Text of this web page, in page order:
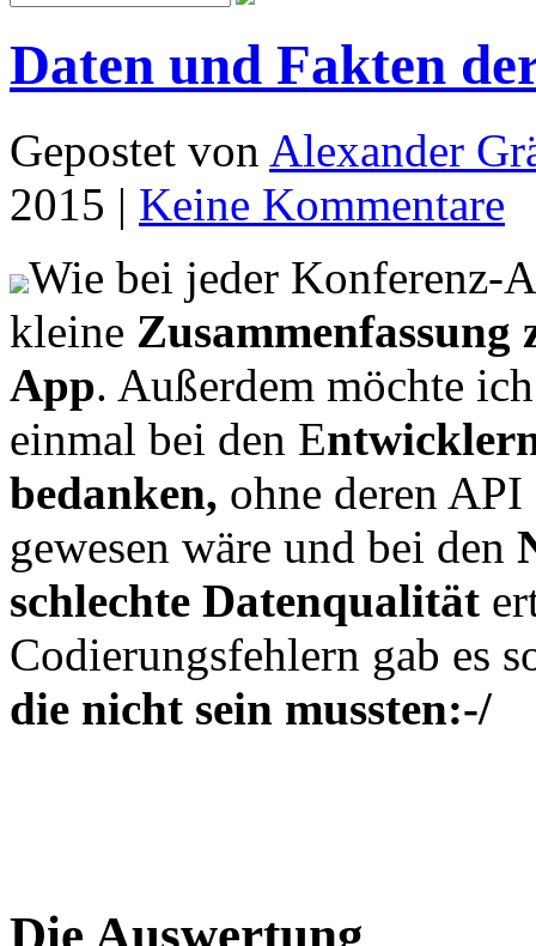
Daten und Fakten
Gepostet von Alexander
2015 | Keine Kommentare
Wie bei jeder Konferenz-
kleine Zusammenfassung
App. Außerdem möchte
einmal bei den E
bedanken, ohne deren
gewesen wäre und bei den
schlechte Datenqualität
Codierungsfehlern gab es
die nicht sein mussten:-/
Die Auswertung